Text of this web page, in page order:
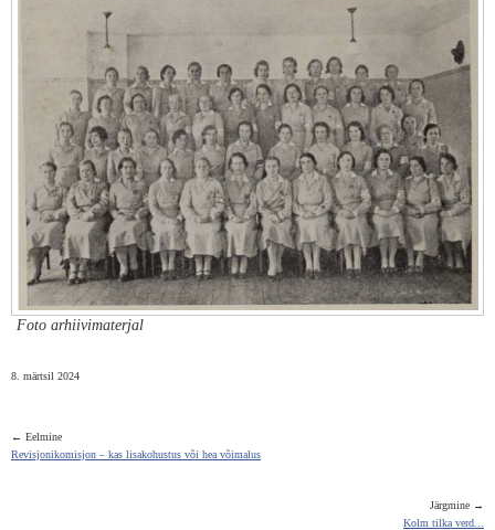
Foto arhiivimaterjal
8. märtsil 2024
← Eelmine
Revisjonikomisjon – kas lisakohustus või hea võimalus
Järgmine →
Kolm tilka verd...